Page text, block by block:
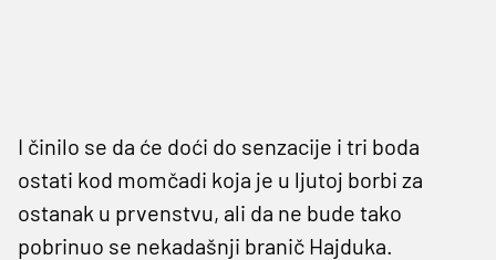
I činilo se da će doći do senzacije i tri boda
ostati kod momčadi koja je u ljutoj borbi za
ostanak u prvenstvu, ali da ne bude tako
pobrinuo se nekadašnji branič Hajduka.